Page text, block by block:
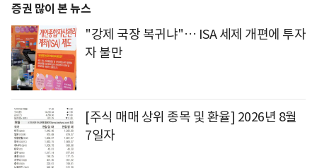
증권 많이 본 뉴스
"강제 국장 복귀냐"… ISA 세제 개편에 투자
자 불만
[주식 매매 상위 종목 및 환율] 2026년 8월
7일자